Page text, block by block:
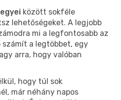
között sokféle
lehetőségeket. A legjobb
mi a legfontosabb az
számít a legtöbbet, egy
arra, hogy valóban
hogy túl sok
már néhány napos